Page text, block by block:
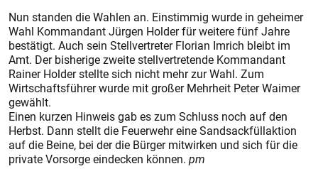
Nun standen die Wahlen an. Einstimmig wurde in geheimer
Wahl Kommandant Jürgen Holder für weitere fünf Jahre
bestätigt. Auch sein Stellvertreter Florian Imrich bleibt im
Amt. Der bisherige zweite stellvertretende Kommandant
Rainer Holder stellte sich nicht mehr zur Wahl. Zum
Wirtschaftsführer wurde mit großer Mehrheit Peter Waimer
gewählt.
Einen kurzen Hinweis gab es zum Schluss noch auf den
Herbst. Dann stellt die Feuerwehr eine Sandsackfüllaktion
auf die Beine, bei der die Bürger mitwirken und sich für die
private Vorsorge eindecken können. pm